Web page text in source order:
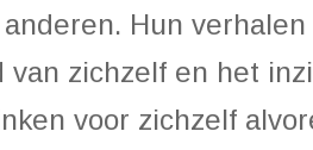
Hun
zichzelf en het
voor zichzelf